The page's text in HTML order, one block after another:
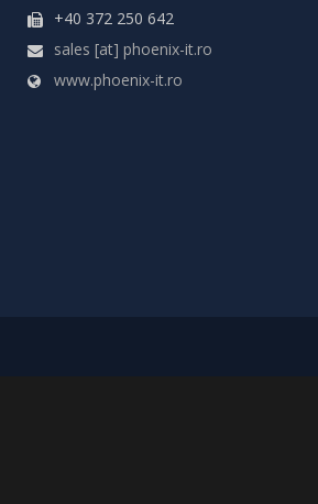
+40 372 250 642
sales [at] phoenix-it.ro
www.phoenix-it.ro